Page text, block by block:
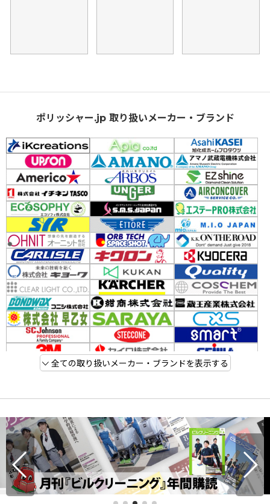
ポリッシャー.jp 取り扱いメーカー・ブランド
全ての取り扱いメーカー・ブランドを表示する